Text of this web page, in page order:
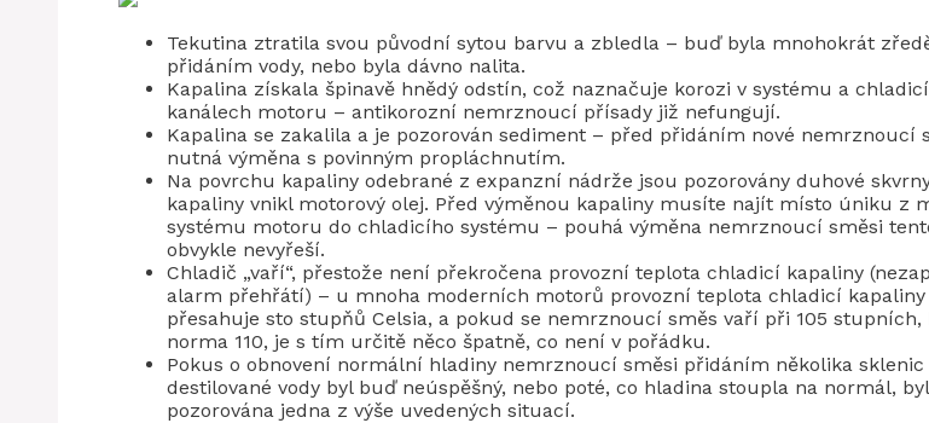
Tekutina ztratila svou původní sytou barvu a zbledla – buď byla mnohokrát
přidáním vody, nebo byla dávno nalita.
Kapalina získala špinavě hnědý odstín, což naznačuje korozi v systému a
kanálech motoru – antikorozní nemrznoucí přísady již nefungují.
Kapalina se zakalila a je pozorován sediment – před přidáním nové nemrznoucí
nutná výměna s povinným propláchnutím.
Na povrchu kapaliny odebrané z expanzní nádrže jsou pozorovány duhové
kapaliny vnikl motorový olej. Před výměnou kapaliny musíte najít místo úniku z
systému motoru do chladicího systému – pouhá výměna nemrznoucí směsi
obvykle nevyřeší.
Chladič „vaří“, přestože není překročena provozní teplota chladicí kapaliny
alarm přehřátí) – u mnoha moderních motorů provozní teplota chladicí kapaliny
přesahuje sto stupňů Celsia, a pokud se nemrznoucí směs vaří při 105 stupních,
norma 110, je s tím určitě něco špatně, co není v pořádku.
Pokus o obnovení normální hladiny nemrznoucí směsi přidáním několika sklenic
destilované vody byl buď neúspěšný, nebo poté, co hladina stoupla na normál,
pozorována jedna z výše uvedených situací.